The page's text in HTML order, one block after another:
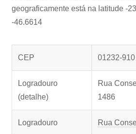
geograficamente está na latitude -
-46.6614
CEP 01232-910
Logradouro
(detalhe)
Rua
1486
Logradouro Rua